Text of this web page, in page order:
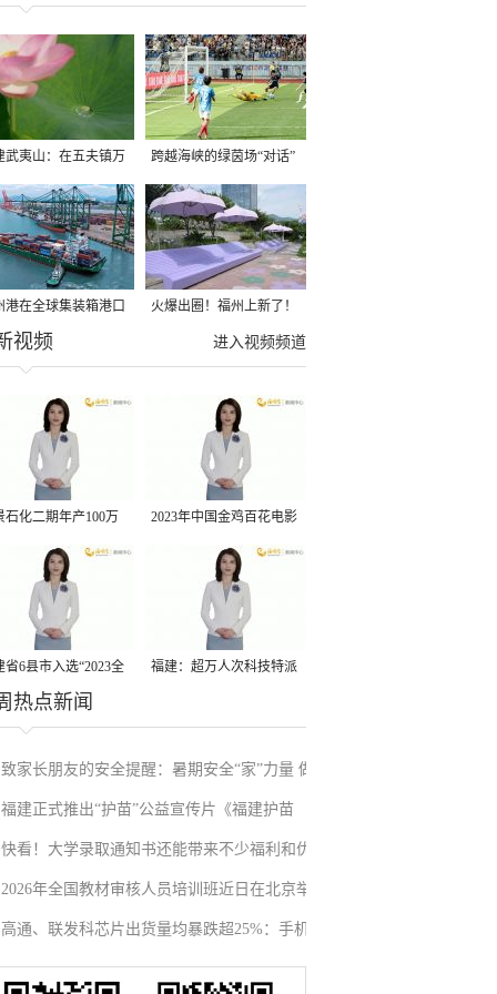
武夷山：在五夫镇万
塘领略诗意之美
跨越海峡的绿茵场“对话”
有热血更有温情
港在全球集装箱港口
中排名第一
火爆出圈！福州上新了！
很多人赶去打卡！进入视频频道
视频
石化二期年产100万
烷脱氢项目建成中交
2023年中国金鸡百花电影
节有福电影巡展31日启动
省6县市入选“2023全
域发展潜力百强县”
福建：超万人次科技特派
热点新闻
致家长朋友的安全提醒：暑期安全“家”力量 做
孩子的首席安全官
福建正式推出“护苗”公益宣传片《福建护苗
志》
快看！大学录取通知书还能带来不少福利和优
惠
2026年全国教材审核人员培训班近日在北京举
办
高通、联发科芯片出货量均暴跌超25%：手机
滞销